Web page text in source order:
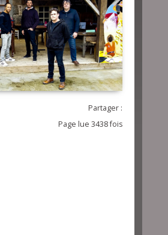
Partager :
Page lue 3438 fois